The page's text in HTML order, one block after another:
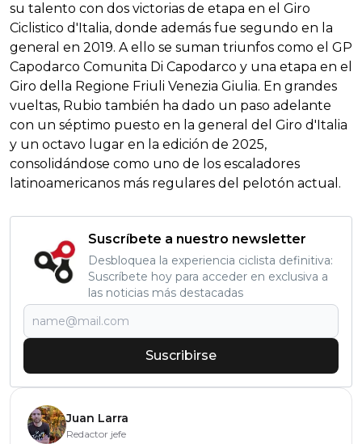
su talento con dos victorias de etapa en el Giro
Ciclistico d'Italia, donde además fue segundo en la
general en 2019. A ello se suman triunfos como el GP
Capodarco Comunita Di Capodarco y una etapa en el
Giro della Regione Friuli Venezia Giulia. En grandes
vueltas, Rubio también ha dado un paso adelante
con un séptimo puesto en la general del Giro d'Italia
y un octavo lugar en la edición de 2025,
consolidándose como uno de los escaladores
latinoamericanos más regulares del pelotón actual.
Suscríbete a nuestro newsletter
Desbloquea la experiencia ciclista definitiva:
Suscríbete hoy para acceder en exclusiva a
las noticias más destacadas
Suscribirse
Juan Larra
Redactor jefe